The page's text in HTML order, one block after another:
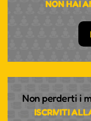
NON HAI
Non perderti i
ISCRIVITI